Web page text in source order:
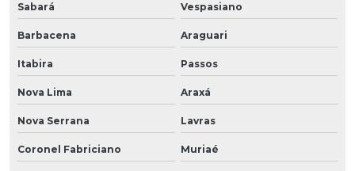
Sabará Vespasiano
Barbacena Araguari
Itabira Passos
Nova Lima Araxá
Nova Serrana Lavras
Coronel Fabriciano Muriaé